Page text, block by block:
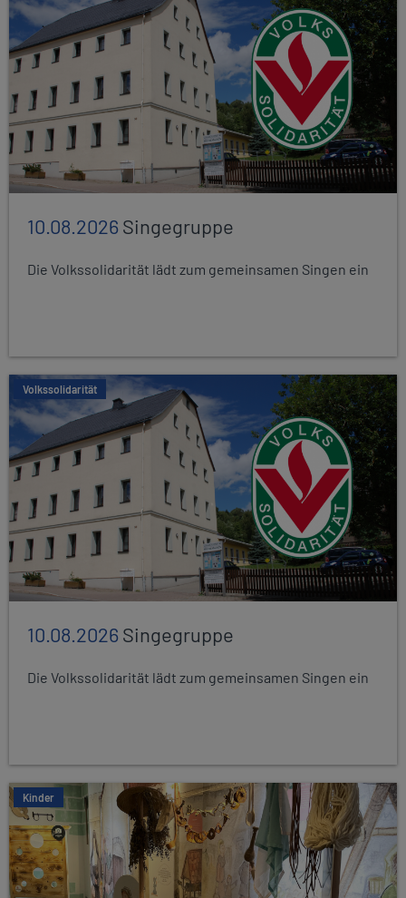
10.08.2026Singegruppe
Die Volkssolidarität lädt zum gemeinsamen Singen ein
Volkssolidarität
10.08.2026Singegruppe
Die Volkssolidarität lädt zum gemeinsamen Singen ein
Kinder